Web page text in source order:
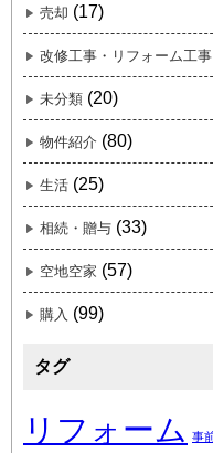
売却 (17)
改修工事・リフォーム工事
未分類 (20)
物件紹介 (80)
生活 (25)
相続・贈与 (33)
空地空家 (57)
購入 (99)
タグ
リフォーム 事